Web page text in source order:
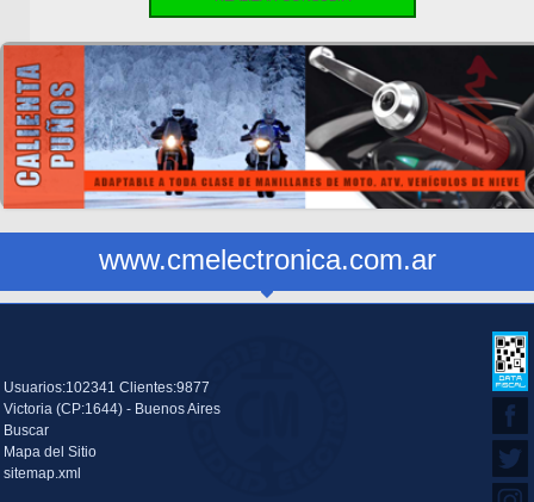
www.cmelectronica.com.ar
Usuarios:102341 Clientes:9877
Victoria (CP:1644) - Buenos Aires
Buscar
Mapa del Sitio
sitemap.xml